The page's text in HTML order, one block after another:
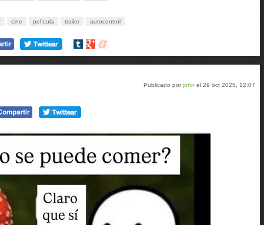
cine película trailer autocontrol
Compartir
Compartir
Compartir
Publicado porjohn el 29 oct 2025, 12:07